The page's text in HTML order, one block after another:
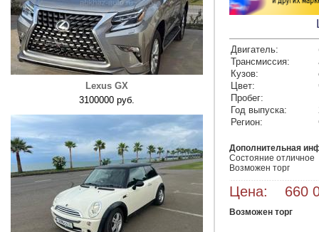
Lexus GX
3100000 руб.
Двигатель:
Трансмиссия:
Кузов:
Цвет:
Пробег:
Год выпуска:
Регион:
Дополнительная
Состояние отличное
Возможен торг
Цена: 660
Возможен торг